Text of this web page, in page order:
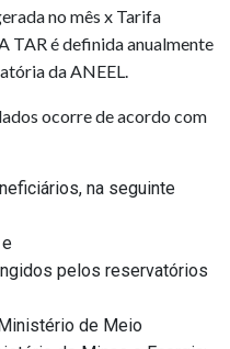
no mês x Tarifa
TAR é definida anualmente
da ANEEL.
ocorre de acordo com
na seguinte
pelos reservatórios
de Meio